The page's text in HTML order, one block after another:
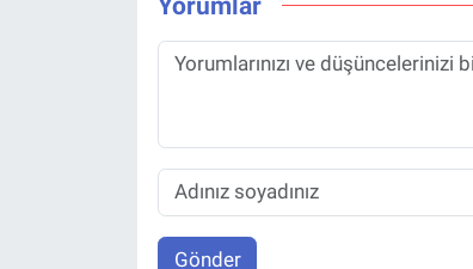
Gönder